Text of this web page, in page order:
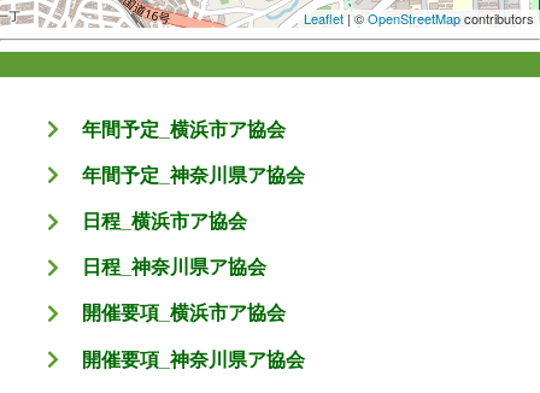
Leaflet | ©OpenStreetMapcontributors
年間予定_横浜市ア協会
年間予定_神奈川県ア協会
日程_横浜市ア協会
日程_神奈川県ア協会
開催要項_横浜市ア協会
開催要項_神奈川県ア協会